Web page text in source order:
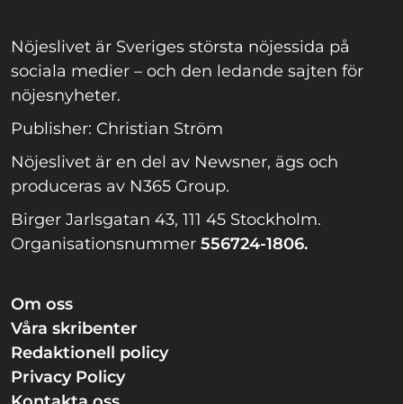
Nöjeslivet är Sveriges största nöjessida på
sociala medier – och den ledande sajten för
nöjesnyheter.
Publisher: Christian Ström
Nöjeslivet är en del av Newsner, ägs och
produceras av N365 Group.
Birger Jarlsgatan 43, 111 45 Stockholm.
Organisationsnummer 556724-1806.
Om oss
Våra skribenter
Redaktionell policy
Privacy Policy